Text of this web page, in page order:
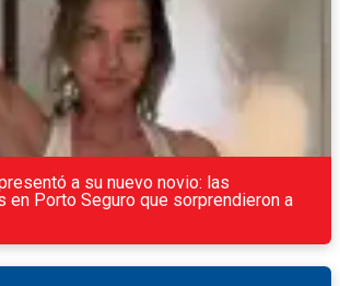
a su nuevo novio: las
en Porto Seguro que sorprendieron a